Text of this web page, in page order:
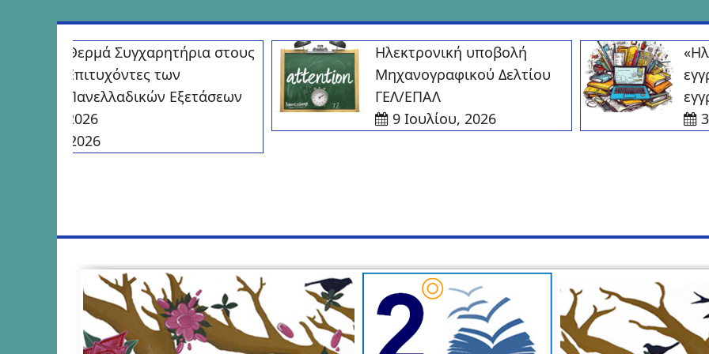
στο
περιεχόμενο
Θερμά Συγχαρητήρια στους
Επιτυχόντες των
Πανελλαδικών Εξετάσεων
2026
Ηλεκτρονική υποβολή
Μηχανογραφικού Δελτίου
ΓΕΛ/ΕΠΑΛ
9 Ιουλίου, 2026
30